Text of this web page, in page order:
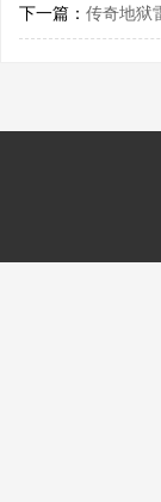
下一篇： 传奇地狱